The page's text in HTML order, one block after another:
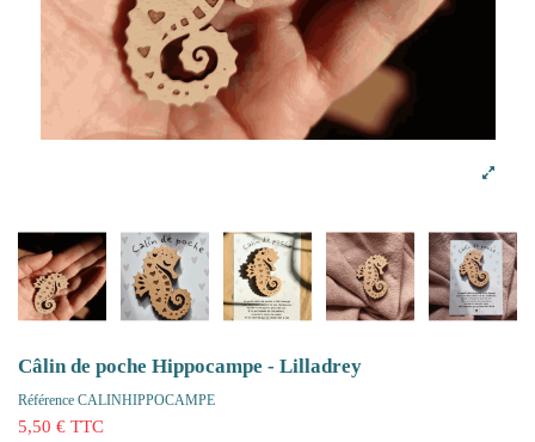
Câlin de poche Hippocampe - Lilladrey
Référence CALINHIPPOCAMPE
5,50 € TTC